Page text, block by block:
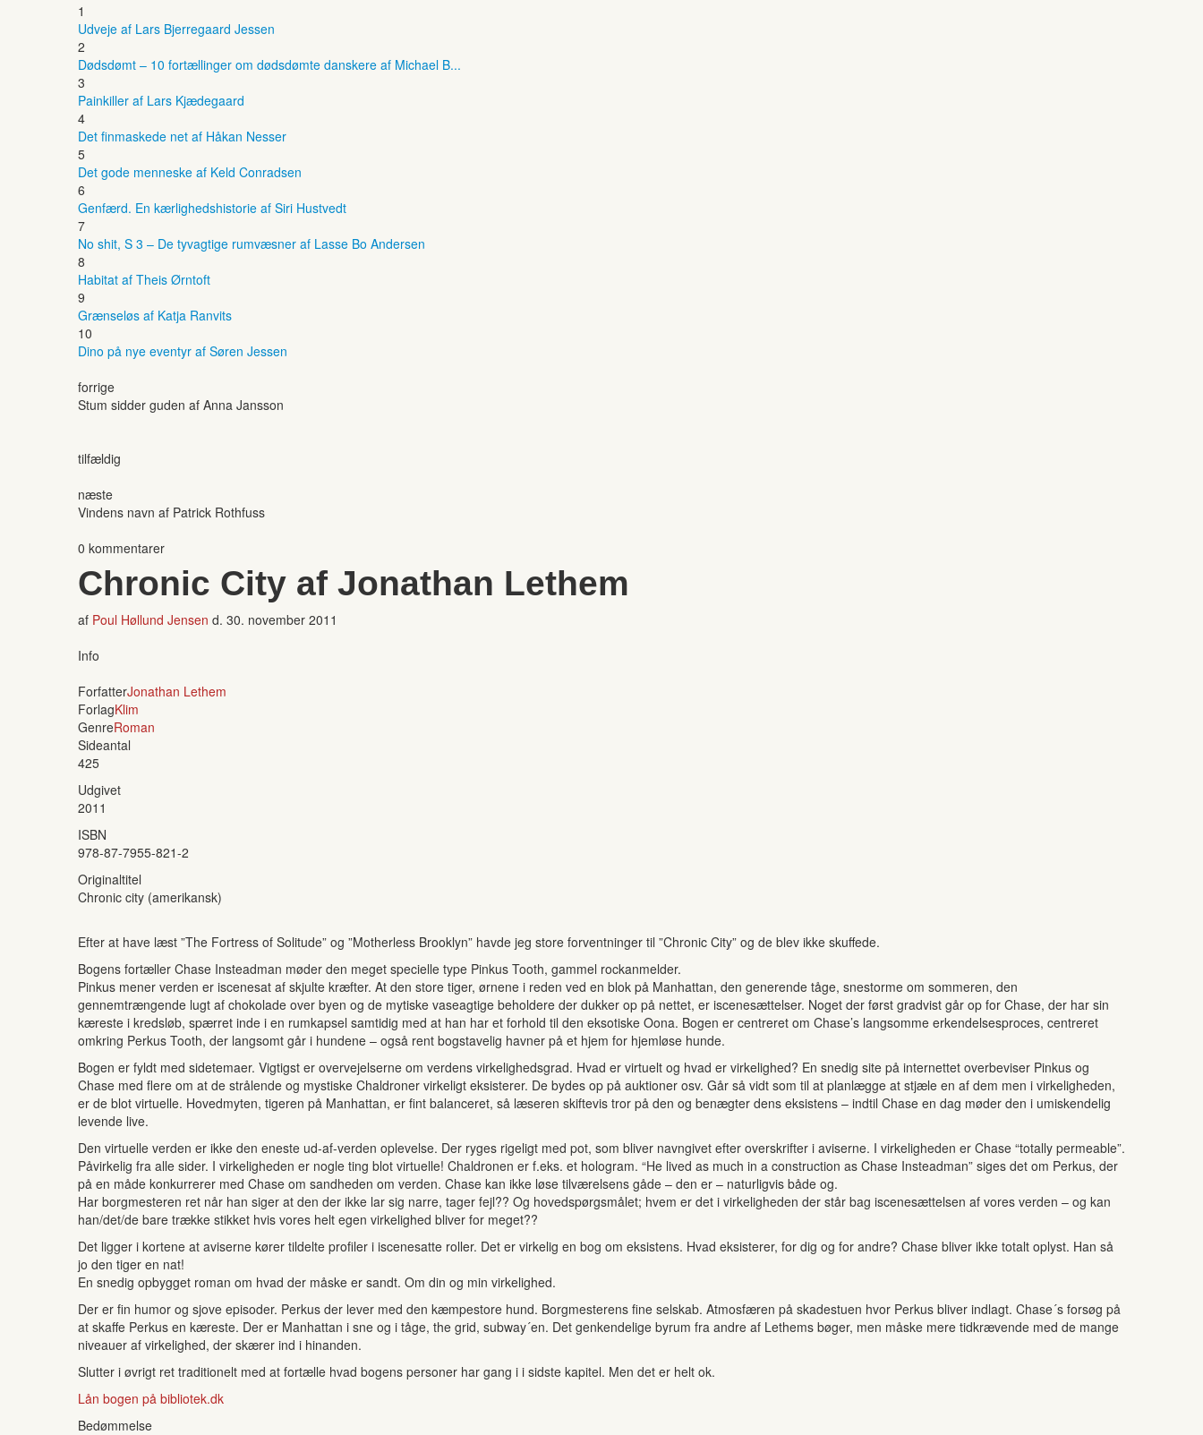
1
Udveje af Lars Bjerregaard Jessen
2
Dødsdømt – 10 fortællinger om dødsdømte danskere af Michael B...
3
Painkiller af Lars Kjædegaard
4
Det finmaskede net af Håkan Nesser
5
Det gode menneske af Keld Conradsen
6
Genfærd. En kærlighedshistorie af Siri Hustvedt
7
No shit, S 3 – De tyvagtige rumvæsner af Lasse Bo Andersen
8
Habitat af Theis Ørntoft
9
Grænseløs af Katja Ranvits
10
Dino på nye eventyr af Søren Jessen
forrige
Stum sidder guden af Anna Jansson
tilfældig
næste
Vindens navn af Patrick Rothfuss
0 kommentarer
Chronic City af Jonathan Lethem
af Poul Høllund Jensen d. 30. november 2011
Info
ForfatterJonathan Lethem
ForlagKlim
GenreRoman
Sideantal
425
Udgivet
2011
ISBN
978-87-7955-821-2
Originaltitel
Chronic city (amerikansk)
Efter at have læst ”The Fortress of Solitude” og ”Motherless Brooklyn” havde jeg store forventninger til ”Chronic City” og de blev ikke skuffede.
Bogens fortæller Chase Insteadman møder den meget specielle type Pinkus Tooth, gammel rockanmelder.
Pinkus mener verden er iscenesat af skjulte kræfter. At den store tiger, ørnene i reden ved en blok på Manhattan, den generende tåge, snestorme om sommeren, den
gennemtrængende lugt af chokolade over byen og de mytiske vaseagtige beholdere der dukker op på nettet, er iscenesættelser. Noget der først gradvist går op for Chase, der har sin
kæreste i kredsløb, spærret inde i en rumkapsel samtidig med at han har et forhold til den eksotiske Oona. Bogen er centreret om Chase’s langsomme erkendelsesproces, centreret
omkring Perkus Tooth, der langsomt går i hundene – også rent bogstavelig havner på et hjem for hjemløse hunde.
Bogen er fyldt med sidetemaer. Vigtigst er overvejelserne om verdens virkelighedsgrad. Hvad er virtuelt og hvad er virkelighed? En snedig site på internettet overbeviser Pinkus og
Chase med flere om at de strålende og mystiske Chaldroner virkeligt eksisterer. De bydes op på auktioner osv. Går så vidt som til at planlægge at stjæle en af dem men i virkeligheden,
er de blot virtuelle. Hovedmyten, tigeren på Manhattan, er fint balanceret, så læseren skiftevis tror på den og benægter dens eksistens – indtil Chase en dag møder den i umiskendelig
levende live.
Den virtuelle verden er ikke den eneste ud-af-verden oplevelse. Der ryges rigeligt med pot, som bliver navngivet efter overskrifter i aviserne. I virkeligheden er Chase “totally permeable”.
Påvirkelig fra alle sider. I virkeligheden er nogle ting blot virtuelle! Chaldronen er f.eks. et hologram. “He lived as much in a construction as Chase Insteadman” siges det om Perkus, der
på en måde konkurrerer med Chase om sandheden om verden. Chase kan ikke løse tilværelsens gåde – den er – naturligvis både og.
Har borgmesteren ret når han siger at den der ikke lar sig narre, tager fejl?? Og hovedspørgsmålet; hvem er det i virkeligheden der står bag iscenesættelsen af vores verden – og kan
han/det/de bare trække stikket hvis vores helt egen virkelighed bliver for meget??
Det ligger i kortene at aviserne kører tildelte profiler i iscenesatte roller. Det er virkelig en bog om eksistens. Hvad eksisterer, for dig og for andre? Chase bliver ikke totalt oplyst. Han så
jo den tiger en nat!
En snedig opbygget roman om hvad der måske er sandt. Om din og min virkelighed.
Der er fin humor og sjove episoder. Perkus der lever med den kæmpestore hund. Borgmesterens fine selskab. Atmosfæren på skadestuen hvor Perkus bliver indlagt. Chase´s forsøg på
at skaffe Perkus en kæreste. Der er Manhattan i sne og i tåge, the grid, subway´en. Det genkendelige byrum fra andre af Lethems bøger, men måske mere tidkrævende med de mange
niveauer af virkelighed, der skærer ind i hinanden.
Slutter i øvrigt ret traditionelt med at fortælle hvad bogens personer har gang i i sidste kapitel. Men det er helt ok.
Lån bogen på bibliotek.dk
Bedømmelse